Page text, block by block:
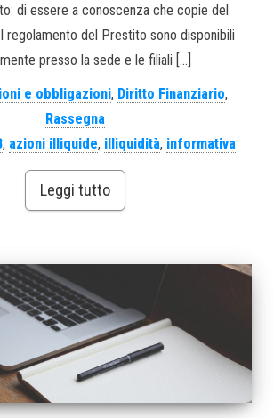
di essere a conoscenza che copie del
regolamento del Prestito sono disponibili
presso la sede e le filiali […]
e obbligazioni, Diritto Finanziario,
Rassegna
, azioni illiquide, illiquidità, informativa
Leggi tutto